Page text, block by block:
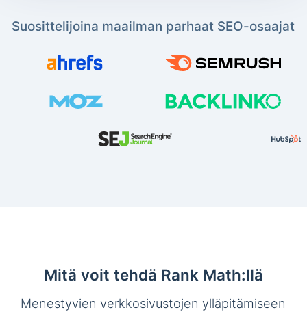
Suosittelijoina maailman parhaat SEO-osaajat
Mitä voit tehdä Rank Math:llä
Menestyvien verkkosivustojen ylläpitämiseen